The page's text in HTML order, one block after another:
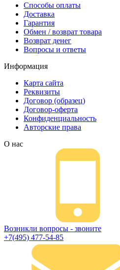
Способы оплаты
Доставка
Гарантия
Обмен / возврат товара
Возврат денег
Вопросы и ответы
Информация
Карта сайта
Реквизиты
Договор (образец)
Договор-оферта
Конфиденциальность
Авторские права
О нас
Возникли вопросы - звоните
+7(495) 477-54-85